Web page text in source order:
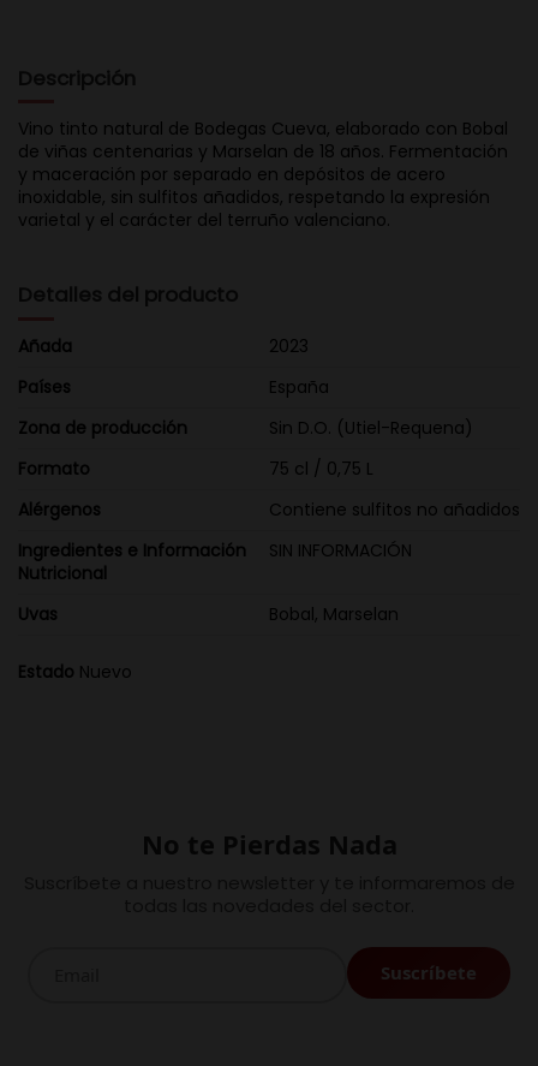
Descripción
Vino tinto natural de Bodegas Cueva, elaborado con Bobal
de viñas centenarias y Marselan de 18 años. Fermentación
y maceración por separado en depósitos de acero
inoxidable, sin sulfitos añadidos, respetando la expresión
varietal y el carácter del terruño valenciano.​
Detalles del producto
Añada
2023
Países
España
Zona de producción
Sin D.O. (Utiel-Requena)
Formato
75 cl / 0,75 L
Alérgenos
Contiene sulfitos no añadidos
Ingredientes e Información
Nutricional
SIN INFORMACIÓN
Uvas Bobal, Marselan
Estado Nuevo
No te Pierdas Nada